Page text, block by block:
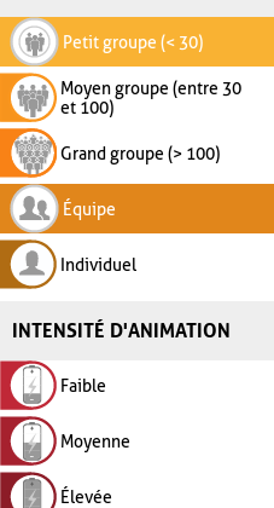
Petit groupe (< 30)
Moyen groupe (entre 30
et 100)
Grand groupe (> 100)
Équipe
Individuel
INTENSITÉ D'ANIMATION
Faible
Moyenne
Élevée